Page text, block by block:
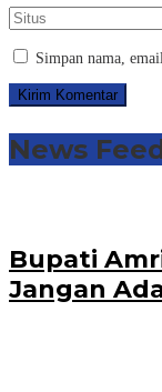
Simpan nama,
News
Bupati
Jangan